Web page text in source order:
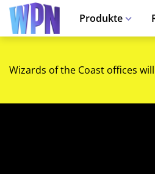
Produkte
Wizards of the Coast offices